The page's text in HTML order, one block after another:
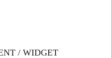
/ WIDGET